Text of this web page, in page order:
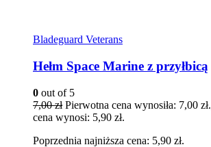
Bladeguard Veterans
Hełm Space Marine z przyłbicą
0 out of 5
7,00zł Pierwotna cena wynosiła: 7,00 zł.
cena wynosi: 5,90 zł.
Poprzednia najniższa cena: 5,90 zł.